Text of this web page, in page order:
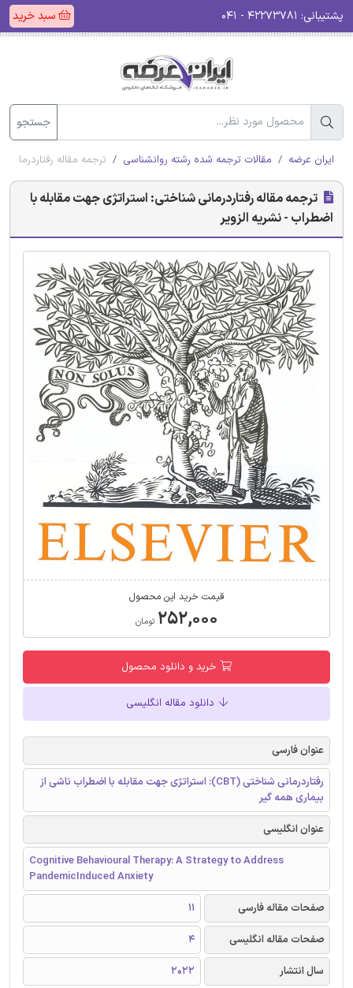
پشتیبانی: سبد خرید
جستجو
ایران عرضه مقالات ترجمه شده رشته روانشناسی ترجمه مقاله
ترجمه مقاله رفتاردرمانی شناختی: استراتژی جهت مقابله با
اضطراب - نشریه الزویر
قیمت خرید این محصول
۲۵۲,۰۰۰ تومان
خرید و دانلود محصول
دانلود مقاله انگلیسی
عنوان فارسی
رفتاردرمانی شناختی (CBT): استراتژی جهت مقابله با اضطراب ناشی از
بیماری همه گیر
عنوان انگلیسی
Cognitive Behavioural Therapy: A Strategy to Address
PandemicInduced Anxiety
صفحات مقاله فارسی
11
صفحات مقاله انگلیسی
4
سال انتشار
2022